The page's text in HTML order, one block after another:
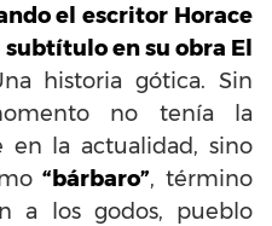
el escritor Horace
en su obra El
historia gótica. Sin
no tenía la
la actualidad, sino
“bárbaro”, término
a los godos, pueblo